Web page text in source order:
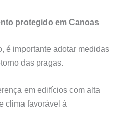
protegido em Canoas
é importante adotar medidas
das pragas.
em edifícios com alta
clima favorável à